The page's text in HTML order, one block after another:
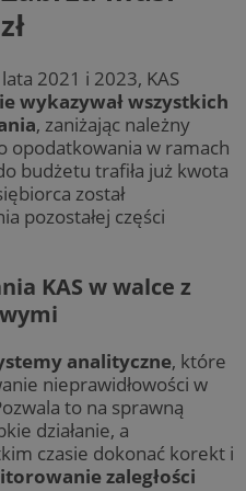
2021 i 2023, KAS
wykazywał wszystkich
, zaniżając należny
opodatkowania w ramach
budżetu trafiła już kwota
został
pozostałej części
KAS w walce z
analityczne, które
nieprawidłowości w
to na sprawną
działanie, a
czasie dokonać korekt i
zaległości